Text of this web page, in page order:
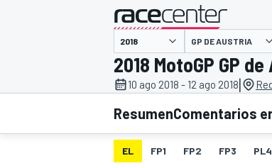
INDYCAR
presentado
GP DE AUSTRIA
2018 MotoGP GP
10 ago 2018 - 12 ago 2018|
ResumenComentarios
EL FP1 FP2 FP3 PL4